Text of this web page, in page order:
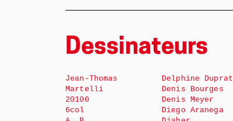
Dessinateurs
Jean-Thomas
Martelli
20100
6col
Delphine Duprat
Denis Bourges
Denis Meyer
Diego Aranega